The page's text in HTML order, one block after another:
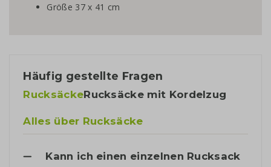
Größe 37 x 41 cm
Häufig gestellte Fragen
RucksäckeRucksäcke mit Kordelzug
Alles über Rucksäcke
Kann ich einen einzelnen Rucksack